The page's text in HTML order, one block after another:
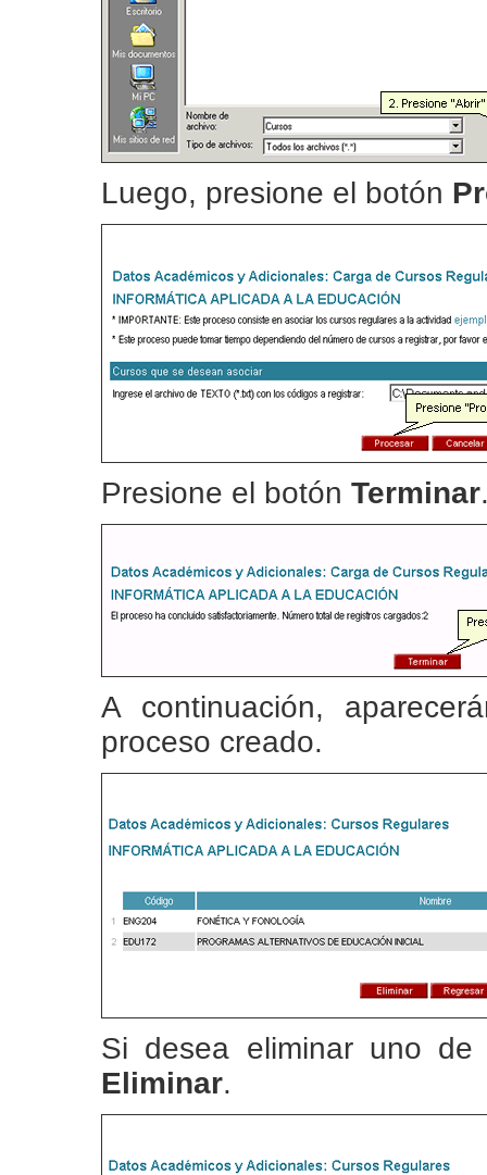
Luego, presione el botón
Presione el botón Terminar
A continuación,
proceso creado.
Si desea eliminar uno
Eliminar.